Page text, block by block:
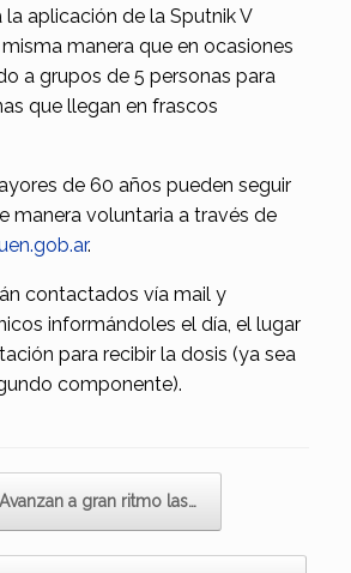
aplicación de la Sputnik V
manera que en ocasiones
a grupos de 5 personas para
que llegan en frascos
de 60 años pueden seguir
manera voluntaria a través de
.
contactados vía mail y
informándoles el día, el lugar
para recibir la dosis (ya sea
componente).
Avanzan a gran ritmo las…